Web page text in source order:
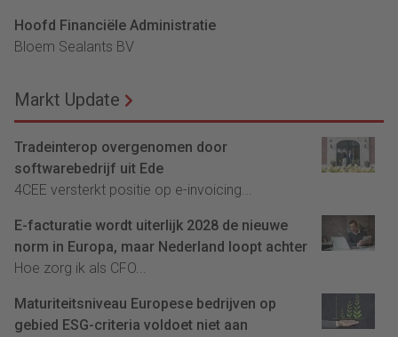
Hoofd Financiële Administratie
Bloem Sealants BV
Markt Update
Tradeinterop overgenomen door
softwarebedrijf uit Ede
4CEE versterkt positie op e-invoicing...
E-facturatie wordt uiterlijk 2028 de nieuwe
norm in Europa, maar Nederland loopt achter
Hoe zorg ik als CFO...
Maturiteitsniveau Europese bedrijven op
gebied ESG-criteria voldoet niet aan